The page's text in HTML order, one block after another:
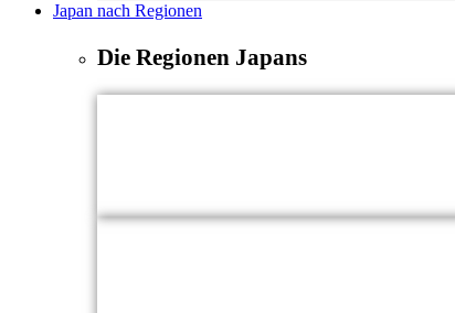
Japan nach Regionen
Die Regionen Japans